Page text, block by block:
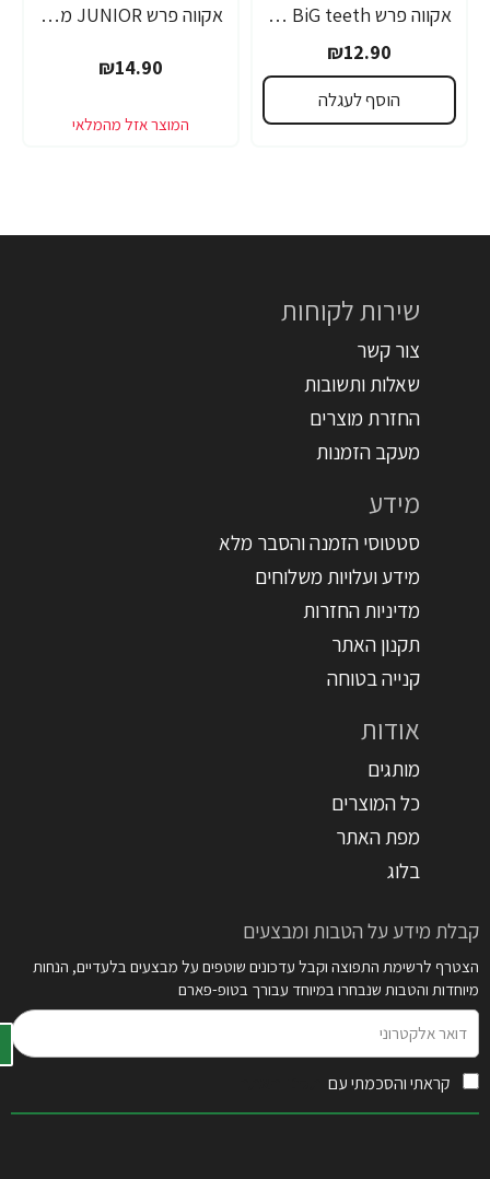
אקווה פרש BiG teeth משחת שיניים לילדים לגילאי 6-8 שנים - 50 מ"ל
₪12.90
הוסף לעגלה
אקווה פרש JUNIOR משחת שיניים לילדים +6 - 50 מ"ל
₪14.90
שירות לקוחות
צור קשר
שאלות ותשובות
החזרת מוצרים
מעקב הזמנות
מידע
סטטוסי הזמנה והסבר מלא
מידע ועלויות משלוחים
מדיניות החזרות
תקנון האתר
קנייה בטוחה
אודות
מותגים
כל המוצרים
מפת האתר
בלוג
קבלת מידע על הטבות ומבצעים
הצטרף לרשימת התפוצה וקבל עדכונים שוטפים על מבצעים בלעדיים, הנחות
מיוחדות והטבות שנבחרו במיוחד עבורך בטופ-פארם
אלקטרוני
קראתי והסכמתי עם